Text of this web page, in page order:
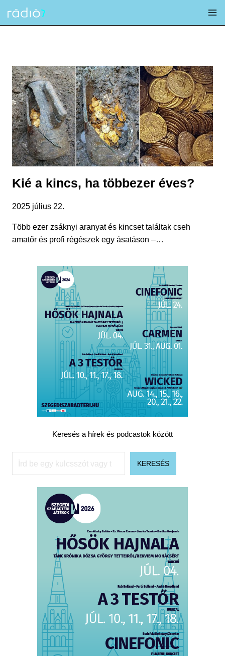
Kié a kincs, ha többezer éves?
2025 július 22.
Több ezer zsáknyi aranyat és kincset találtak cseh
amatőr és profi régészek egy ásatáson –…
Keresés a hírek és podcastok között
Keresés
KERESÉS